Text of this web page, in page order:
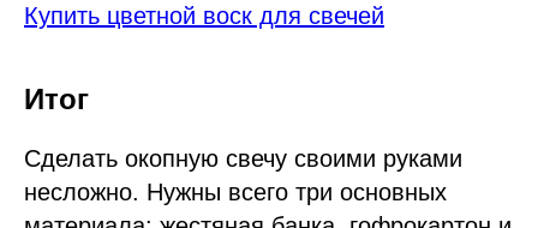
Купить цветной воск для свечей
Итог
Сделать окопную свечу своими руками
несложно. Нужны всего три основных